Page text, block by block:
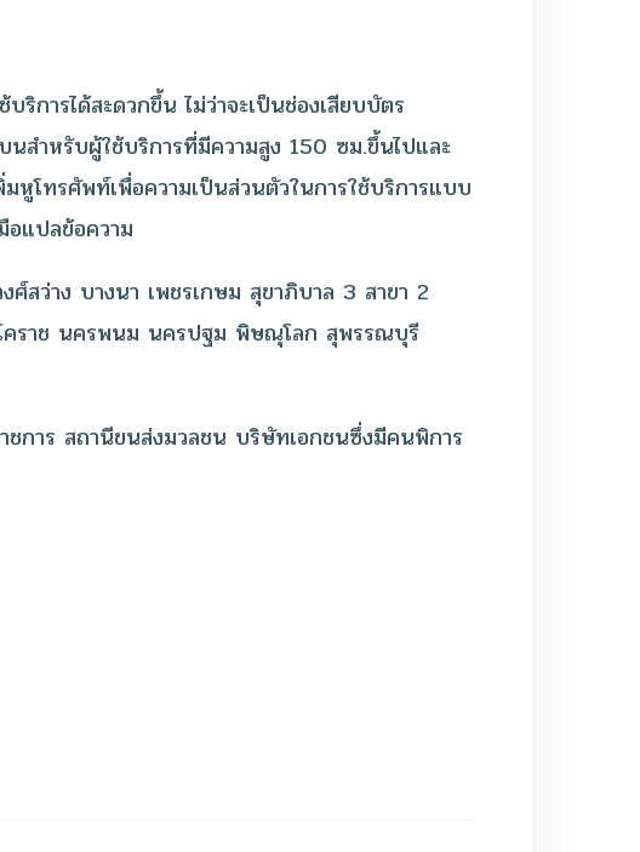
ารได้สะดวกขึ้น ไม่ว่าจะเป็นช่องเสียบบัตร
นสำหรับผู้ใช้บริการที่มีความสูง 150 ซม.ขึ้นไปและ
โทรศัพท์เพื่อความเป็นส่วนตัวในการใช้บริการแบบ
แปลข้อความ
ว่าง บางนา เพชรเกษม สุขาภิบาล 3 สาขา 2
คราช นครพนม นครปฐม พิษณุโลก สุพรรณบุรี
การ สถานีขนส่งมวลชน บริษัทเอกชนซึ่งมีคนพิการ